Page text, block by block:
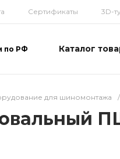
Сертификаты 3D-
по РФ Каталог
для шиномонтажа /